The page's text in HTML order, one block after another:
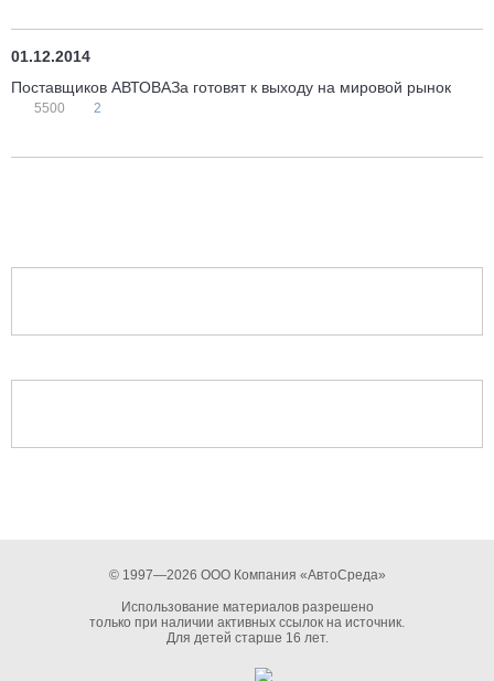
01.12.2014
Поставщиков АВТОВАЗа готовят к выходу на мировой рынок
5500 2
© 1997—2026 ООО Компания «АвтоСреда»
Использование материалов разрешено
только при наличии активных ссылок на источник.
Для детей старше 16 лет.